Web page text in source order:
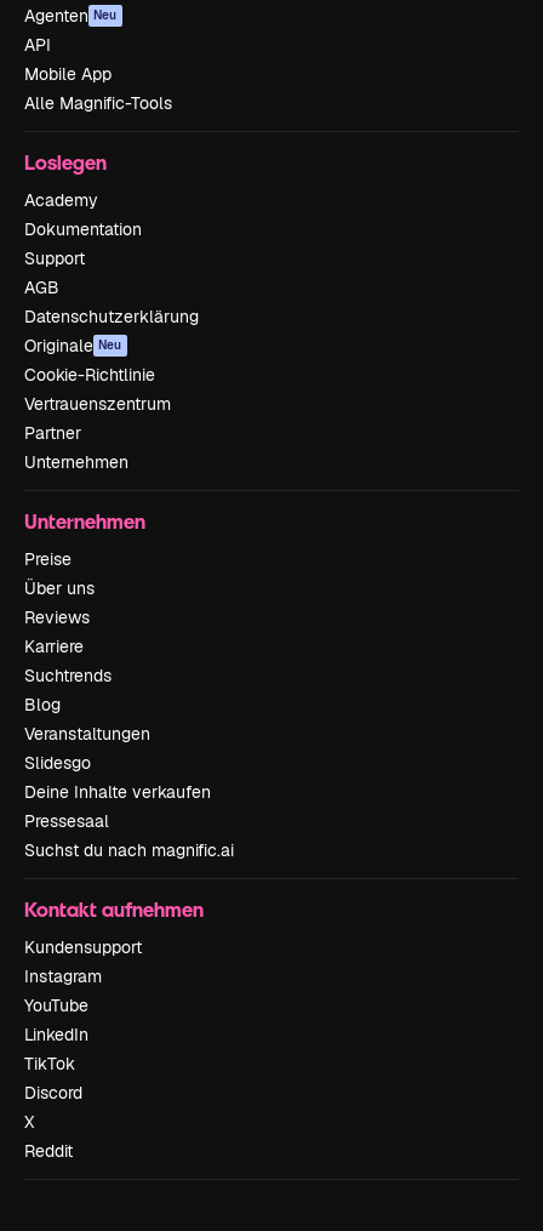
Agenten Neu
API
Mobile App
Alle Magnific-Tools
Loslegen
Academy
Dokumentation
Support
AGB
Datenschutzerklärung
Originale Neu
Cookie-Richtlinie
Vertrauenszentrum
Partner
Unternehmen
Unternehmen
Preise
Über uns
Reviews
Karriere
Suchtrends
Blog
Veranstaltungen
Slidesgo
Deine Inhalte verkaufen
Pressesaal
Suchst du nach magnific.ai
Kontakt aufnehmen
Kundensupport
Instagram
YouTube
LinkedIn
TikTok
Discord
X
Reddit